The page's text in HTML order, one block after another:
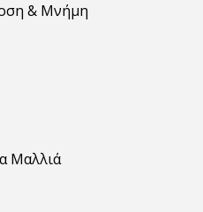
& Μνήμη
Μαλλιά